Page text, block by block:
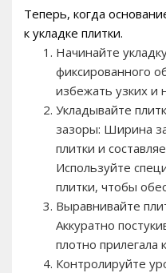
Теперь, когда
к укладке плитки.
Начинайте
фиксированного
избежать узких и
Укладывайте
зазоры: Ширина
плитки и
Используйте
плитки, чтобы
Выравнивайте
Аккуратно
плотно прилегала
Контролируйте